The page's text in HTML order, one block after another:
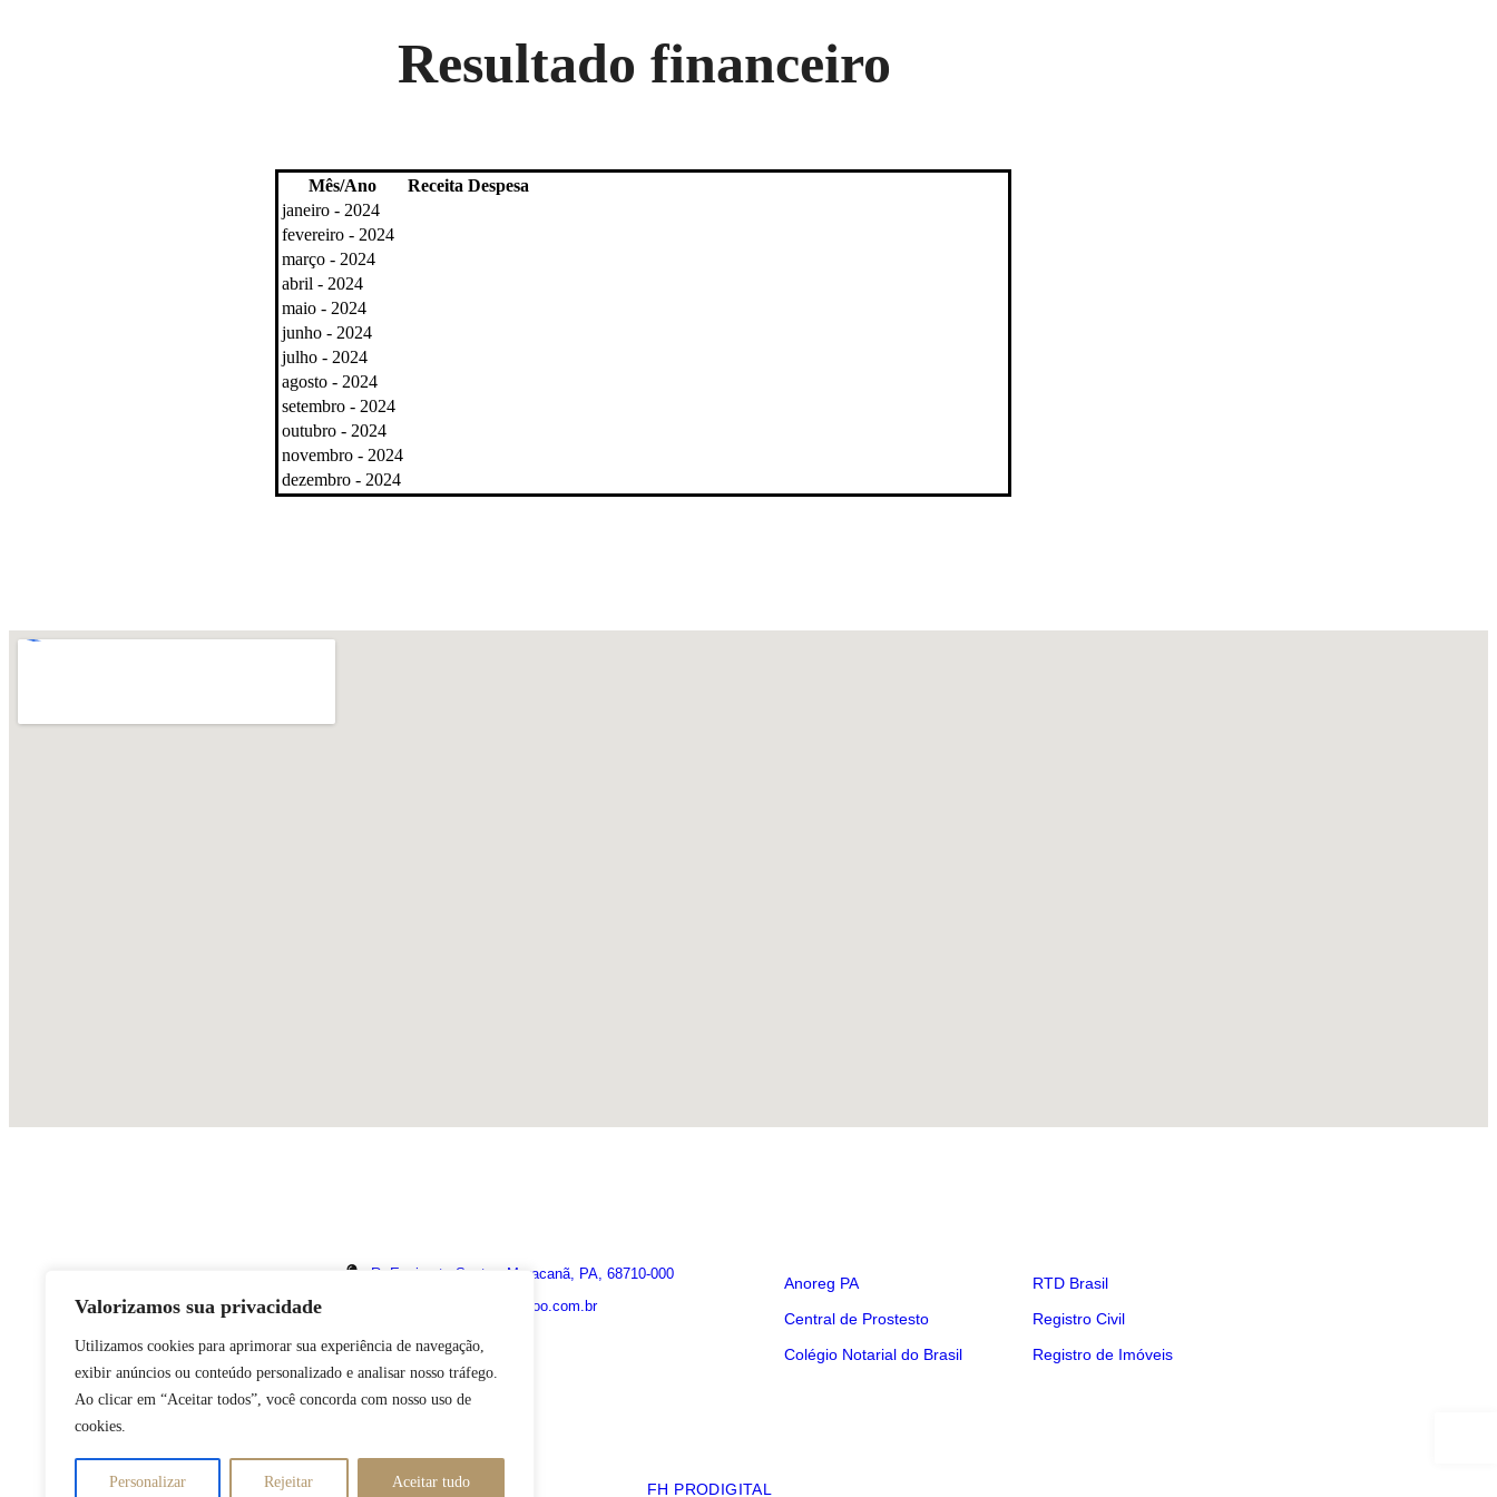
Valorizamos sua privacidade
Utilizamos cookies para aprimorar sua experiência de navegação,
exibir anúncios ou conteúdo personalizado e analisar nosso tráfego.
Ao clicar em “Aceitar todos”, você concorda com nosso uso de
cookies.
Personalizar Rejeitar Aceitar tudo
Resultado financeiro
Mês/Ano Receita Despesa
janeiro - 2024
fevereiro - 2024
março - 2024
abril - 2024
maio - 2024
junho - 2024
julho - 2024
agosto - 2024
setembro - 2024
outubro - 2024
novembro - 2024
dezembro - 2024
R. Espiranto Santo - Maracanã, PA, 68710-000
cartoriooacirferreira@yahoo.com.br
(91) 9 8454-4961
Anoreg PA
Central de Prostesto
Colégio Notarial do Brasil
RTD Brasil
Registro Civil
Registro de Imóveis
© 2023 Todos os direitos reservados ao Cartório de Maracanã.
FH PRODIGITAL